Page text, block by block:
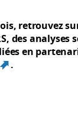
retrouvez
des analyses
en
(link is external)
.